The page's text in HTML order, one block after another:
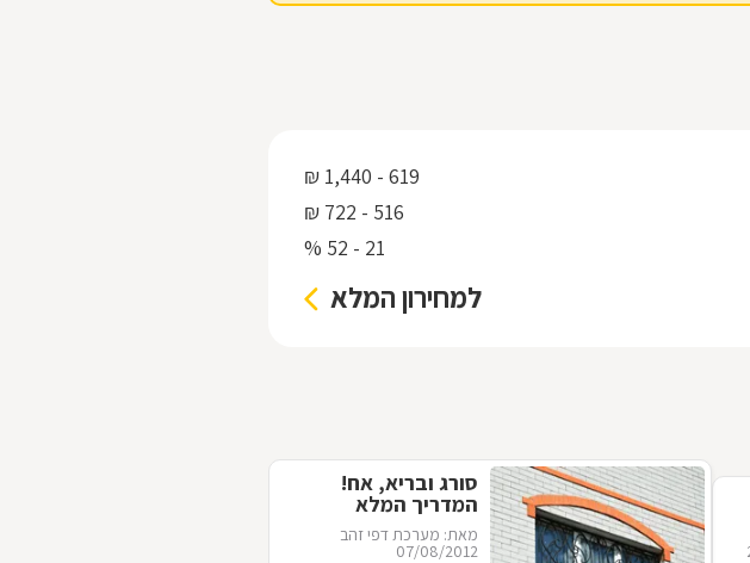
619 - 1,440 ₪
516 - 722 ₪
21 - 52 %
למחירון המלא
סורג ובריא, אח!
המדריך המלא
לסורגים
מאת: מערכת דפי זהב
07/08/2012